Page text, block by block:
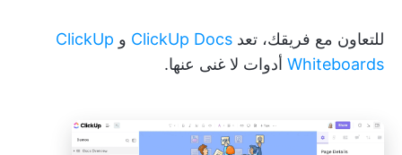
للتعاون مع فريقك، تعد ClickUp Docs و ClickUp
Whiteboards أدوات لا غنى عنها.